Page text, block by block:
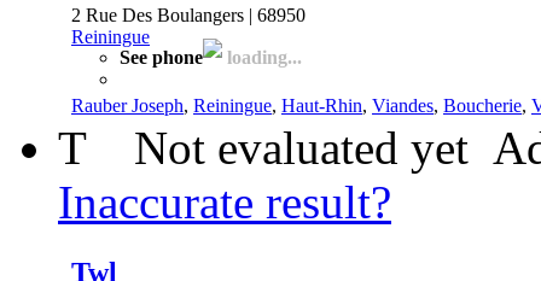
2 Rue Des Boulangers | 68950
Reiningue
See phone
loading...
Rauber Joseph, Reiningue, Haut-Rhin, Viandes, Boucherie,
T Not evaluated yet
Inaccurate result?
Twl